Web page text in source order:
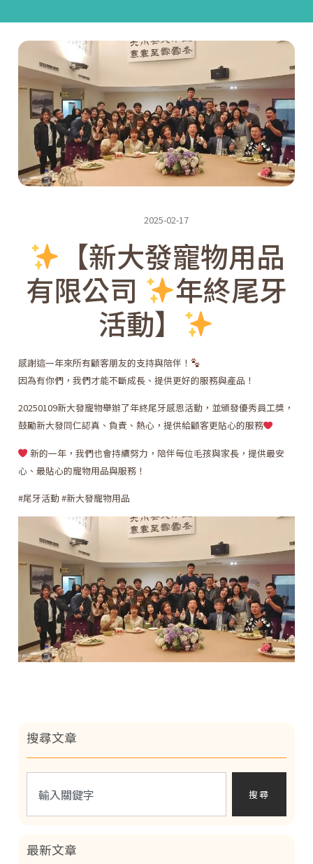
2025-02-17
【新大發寵物用品
有限公司
年終尾牙
活動】
感謝這一年來所有顧客朋友的支持與陪伴！
因為有你們，我們才能不斷成長、提供更好的服務與產品！
20250109新大發寵物舉辦了年終尾牙感恩活動，並頒發優秀員工獎，
鼓勵新大發同仁認真、負責、熱心，提供給顧客更貼心的服務
新的一年，我們也會持續努力，陪伴每位毛孩與家長，提供最安
心、最貼心的寵物用品與服務！
#尾牙活動#新大發寵物用品
搜尋文章
搜尋
最新文章